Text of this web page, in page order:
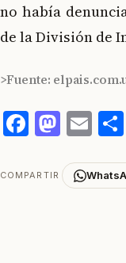
no había
de la División de
>Fuente:
Facebook
COMPARTIR